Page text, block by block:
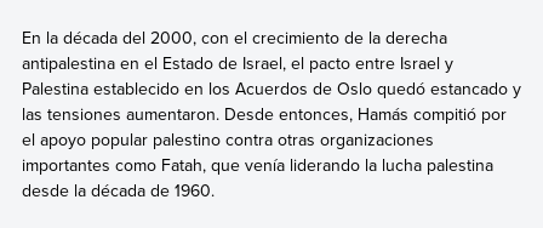
En la década del 2000, con el crecimiento de la derecha
antipalestina en el Estado de Israel, el pacto entre Israel y
Palestina establecido en los Acuerdos de Oslo quedó estancado y
las tensiones aumentaron. Desde entonces, Hamás compitió por
el apoyo popular palestino contra otras organizaciones
importantes como Fatah, que venía liderando la lucha palestina
desde la década de 1960.